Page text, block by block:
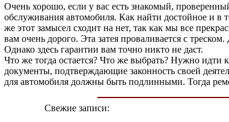
Очень хорошо, если у вас есть знакомый,
обслуживания автомобиля. Как найти достойное и в
же этот замысел сходит на нет, так как мы все
вам очень дорого. Эта затея проваливается с
Однако здесь гарантии вам точно никто не даст.
Что же тогда остается? Что же выбрать? Нужно идти
документы, подтверждающие законность своей
для автомобиля должны быть подлинными. Тогда
Свежие записи: